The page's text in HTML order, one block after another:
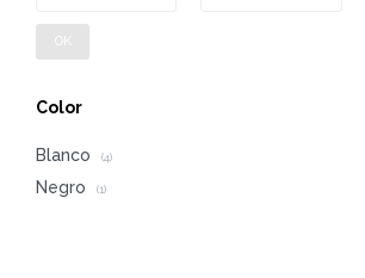
OK
Color
Blanco (4)
Negro (1)